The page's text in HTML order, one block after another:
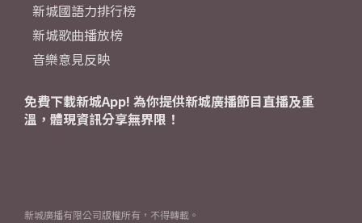
新城國語力排行榜
新城歌曲播放榜
音樂意見反映
免費下載新城App! 為你提供新城廣播節目直播及重
溫，體現資訊分享無界限！
新城廣播有限公司版權所有，不得轉載。